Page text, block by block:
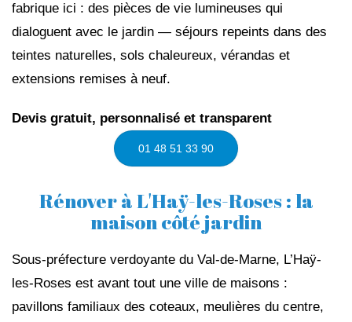
fabrique ici : des pièces de vie lumineuses qui
dialoguent avec le jardin — séjours repeints dans des
teintes naturelles, sols chaleureux, vérandas et
extensions remises à neuf.
Devis gratuit, personnalisé et transparent
01 48 51 33 90
Rénover à L'Haÿ-les-Roses : la
maison côté jardin
Sous-préfecture verdoyante du Val-de-Marne, L’Haÿ-
les-Roses est avant tout une ville de maisons :
pavillons familiaux des coteaux, meulières du centre,